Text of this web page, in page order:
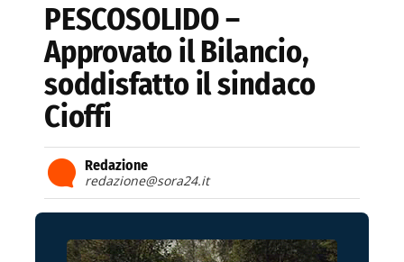
PESCOSOLIDO –
Approvato il Bilancio,
soddisfatto il sindaco
Cioffi
Redazione
redazione@sora24.it